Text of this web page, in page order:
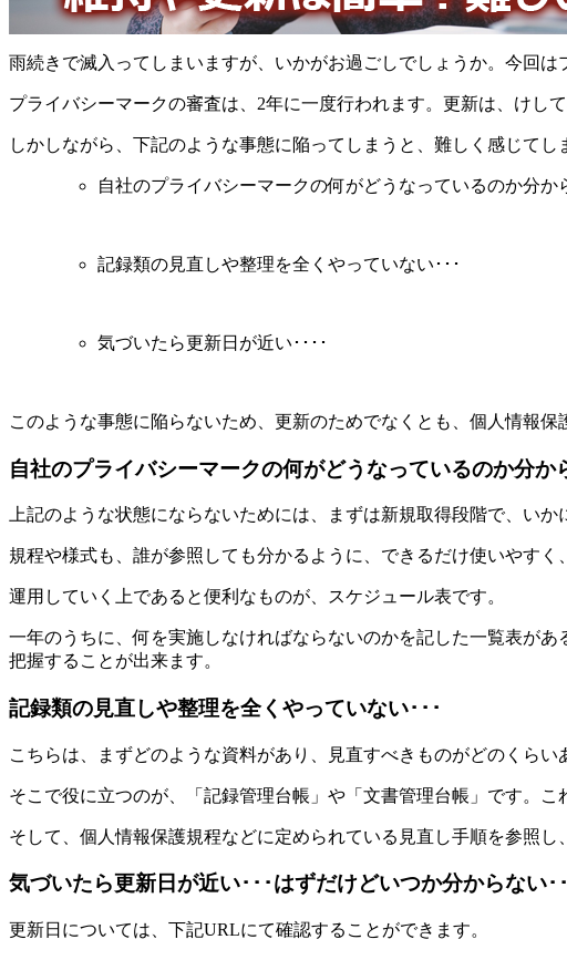
雨続きで滅入ってしまいますが、いかがお過ごしでしょうか。今回は
プライバシーマークの審査は、2年に一度行われます。更新は、けし
しかしながら、下記のような事態に陥ってしまうと、難しく感じてし
自社のプライバシーマークの何がどうなっているのか分か
記録類の見直しや整理を全くやっていない･･･
気づいたら更新日が近い････
このような事態に陥らないため、更新のためでなくとも、個人情報
自社のプライバシーマークの何がどうなっているのか分か
上記のような状態にならないためには、まずは新規取得段階で、い
規程や様式も、誰が参照しても分かるように、できるだけ使いやす
運用していく上であると便利なものが、スケジュール表です。
一年のうちに、何を実施しなければならないのかを記した一覧表が
把握することが出来ます。
記録類の見直しや整理を全くやっていない･･･
こちらは、まずどのような資料があり、見直すべきものがどのくらい
そこで役に立つのが、「記録管理台帳」や「文書管理台帳」です。
そして、個人情報保護規程などに定められている見直し手順を参照し
気づいたら更新日が近い･･･はずだけどいつか分からない･
更新日については、下記URLにて確認することができます。